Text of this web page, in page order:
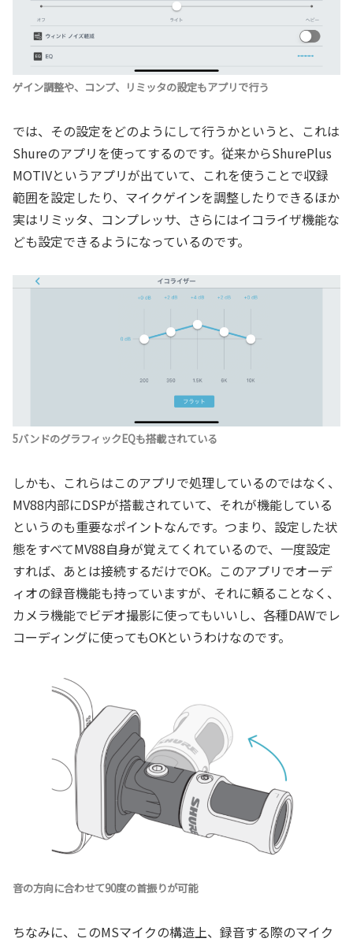
ゲイン調整や、コンプ、リミッタの設定もアプリで行う
では、その設定をどのようにして行うかというと、これは
Shureのアプリを使ってするのです。従来からShurePlus
MOTIVというアプリが出ていて、これを使うことで収録
範囲を設定したり、マイクゲインを調整したりできるほか
実はリミッタ、コンプレッサ、さらにはイコライザ機能な
ども設定できるようになっているのです。
5バンドのグラフィックEQも搭載されている
しかも、これらはこのアプリで処理しているのではなく、
MV88内部にDSPが搭載されていて、それが機能している
というのも重要なポイントなんです。つまり、設定した状
態をすべてMV88自身が覚えてくれているので、一度設定
すれば、あとは接続するだけでOK。このアプリでオーデ
ィオの録音機能も持っていますが、それに頼ることなく、
カメラ機能でビデオ撮影に使ってもいいし、各種DAWでレ
コーディングに使ってもOKというわけなのです。
音の方向に合わせて90度の首振りが可能
ちなみに、このMSマイクの構造上、録音する際のマイク